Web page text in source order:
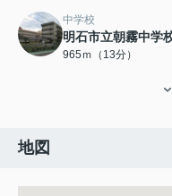
中学校
明石市立朝霧中学
965ｍ（13分）
地図